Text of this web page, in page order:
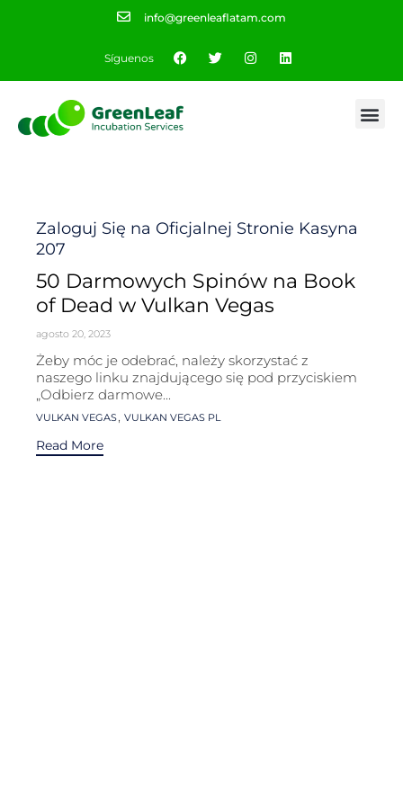
info@greenleaflatam.com
Síguenos
Category
Zaloguj Się na Oficjalnej Stronie Kasyna
207
50 Darmowych Spinów na Book
of Dead w Vulkan Vegas
agosto 20, 2023
Żeby móc je odebrać, należy skorzystać z
naszego linku znajdującego się pod przyciskiem
„Odbierz darmowe...
Tags
VULKAN VEGAS, VULKAN VEGAS PL
Read More